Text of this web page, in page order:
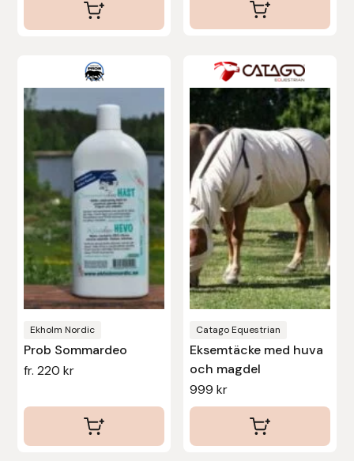
Ekholm Nordic
Prob Sommardeo
fr. 220kr
här
produkten
flera
varianter.
De
olika
alternativen
kan
väljas
på
produktsidan
Catago Equestrian
Eksemtäcke med huva
och magdel
999 kr
här
produkten
har
flera
varianter.
De
olika
alternativen
kan
väljas
på
produktsidan